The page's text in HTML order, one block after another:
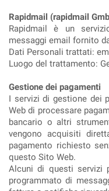
Rapidmail (rapidmail
Rapidmail è un
messaggi email fornito
Dati Personali trattati:
Luogo del trattamento:
Gestione dei pagamenti
I servizi di gestione dei
Web di processare
bancario o altri
vengono acquisiti
pagamento richiesto
questo Sito Web.
Alcuni di questi servizi
programmato di